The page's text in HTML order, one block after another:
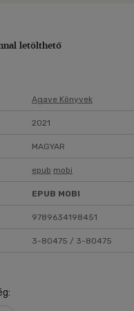
pszichopátiáról.
letölthető
Agave Könyvek
2021
MAGYAR
epub mobi
EPUB MOBI
9789634198451
3-80475 / 3-80475